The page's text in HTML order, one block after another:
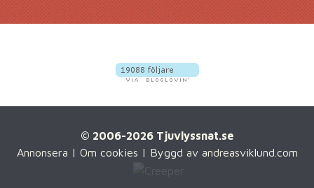
© 2006-2026 Tjuvlyssnat.se
Annonsera | Om cookies | Byggd av andreasviklund.com